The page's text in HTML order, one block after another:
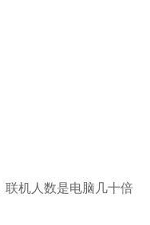
联机人数是电脑几十倍